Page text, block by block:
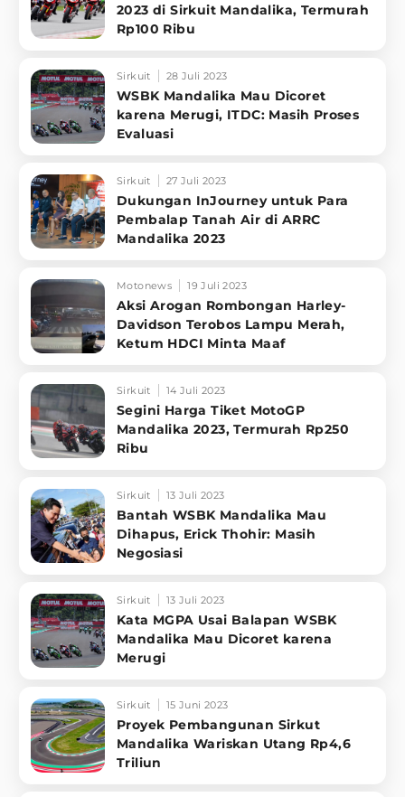
2023 di Sirkuit Mandalika, Termurah
Rp100 Ribu
Sirkuit 28 Juli 2023
WSBK Mandalika Mau Dicoret
karena Merugi, ITDC: Masih Proses
Evaluasi
Sirkuit 27 Juli 2023
Dukungan InJourney untuk Para
Pembalap Tanah Air di ARRC
Mandalika 2023
Motonews 19 Juli 2023
Aksi Arogan Rombongan Harley-
Davidson Terobos Lampu Merah,
Ketum HDCI Minta Maaf
Sirkuit 14 Juli 2023
Segini Harga Tiket MotoGP
Mandalika 2023, Termurah Rp250
Ribu
Sirkuit 13 Juli 2023
Bantah WSBK Mandalika Mau
Dihapus, Erick Thohir: Masih
Negosiasi
Sirkuit 13 Juli 2023
Kata MGPA Usai Balapan WSBK
Mandalika Mau Dicoret karena
Merugi
Sirkuit 15 Juni 2023
Proyek Pembangunan Sirkut
Mandalika Wariskan Utang Rp4,6
Triliun